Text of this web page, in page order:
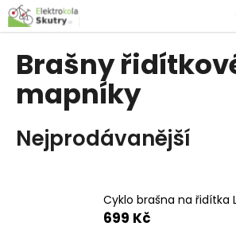
Přejít
na
obsah
Brašny
mapníky
Nejprodávanější
Cyklo brašna na řidítka
699 Kč
K
o
C
o
p